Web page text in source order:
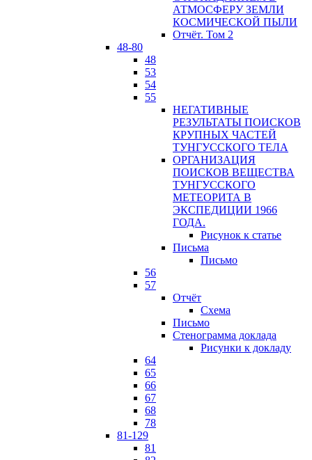
АТМОСФЕРУ ЗЕМЛИ
КОСМИЧЕСКОЙ ПЫЛИ
Отчёт. Том 2
48-80
48
53
54
55
НЕГАТИВНЫЕ
РЕЗУЛЬТАТЫ ПОИСКОВ
КРУПНЫХ ЧАСТЕЙ
ТУНГУССКОГО ТЕЛА
ОРГАНИЗАЦИЯ
ПОИСКОВ ВЕЩЕСТВА
ТУНГУССКОГО
МЕТЕОРИТА В
ЭКСПЕДИЦИИ 1966
ГОДА.
Рисунок к статье
Письма
Письмо
56
57
Отчёт
Схема
Письмо
Стенограмма доклада
Рисунки к докладу
64
65
66
67
68
78
81-129
81